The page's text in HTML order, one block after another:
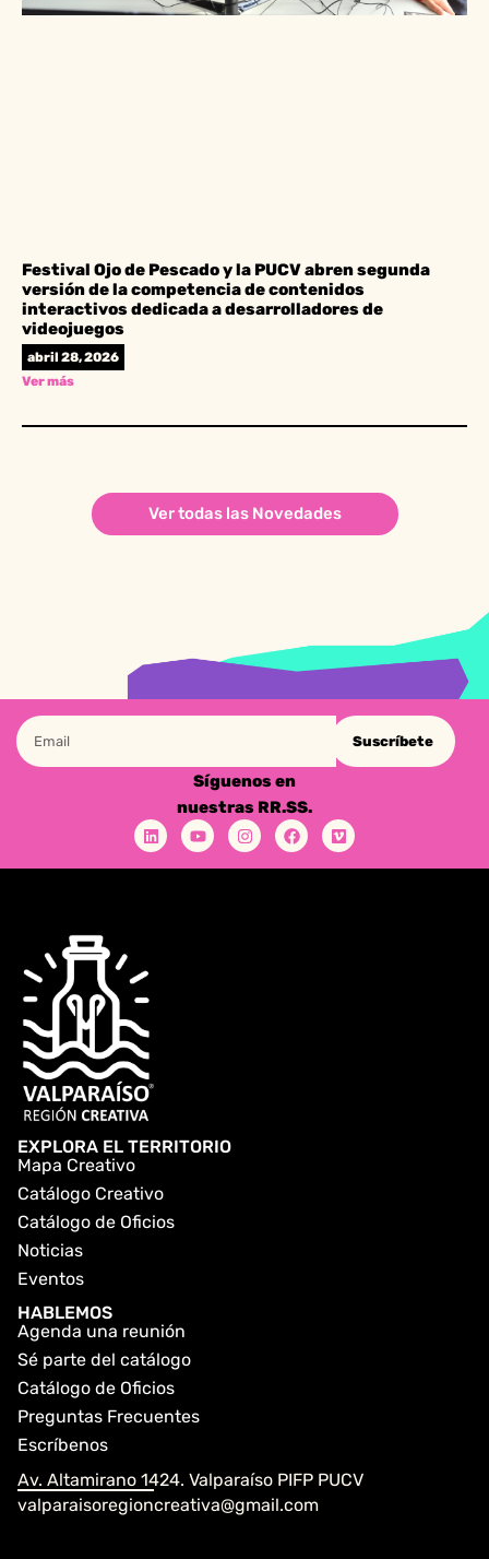
Festival Ojo de Pescado y la PUCV abren segunda
versión de la competencia de contenidos
interactivos dedicada a desarrolladores de
videojuegos
abril 28, 2026
Ver más
Ver todas las Novedades
Suscríbete
Síguenos en
nuestras RR.SS.
EXPLORA EL TERRITORIO
Mapa Creativo
Catálogo Creativo
Catálogo de Oficios
Noticias
Eventos
HABLEMOS
Agenda una reunión
Sé parte del catálogo
Catálogo de Oficios
Preguntas Frecuentes
Escríbenos
Av. Altamirano 1424. Valparaíso PIFP PUCV
valparaisoregioncreativa@gmail.com